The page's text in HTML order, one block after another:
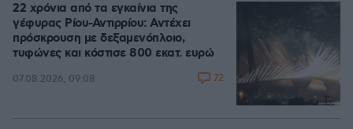
22 χρόνια από τα εγκαίνια της
γέφυρας Ρίου-Αντιρρίου: Αντέχει
πρόσκρουση με δεξαμενόπλοιο,
τυφώνες και κόστισε 800 εκατ. ευρώ
07.08.2026, 09:08 72